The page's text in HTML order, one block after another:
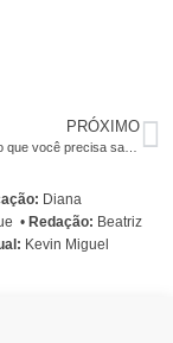
PRÓXIMO
Guia com tudo o que você precisa saber sobre Justiça Tributária
Diana
• Redação: Beatriz
Kevin Miguel